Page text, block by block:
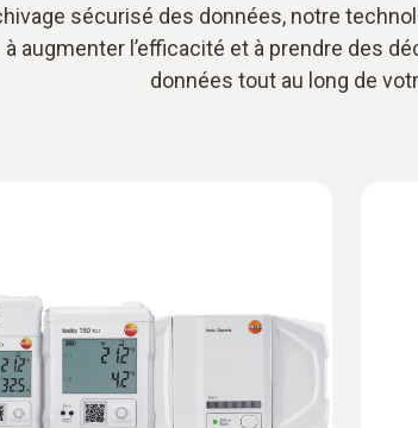
sécurisé des données, notre
à augmenter l’efficacité et à prendre des
données tout au long de